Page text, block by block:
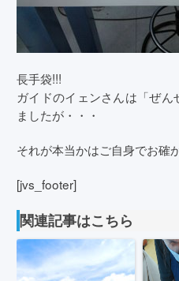
長手袋!!!
ガイドのイェンさんは「ぜ
ましたが・・・
それが本当かはご自身でお確
[jvs_footer]
関連記事はこちら